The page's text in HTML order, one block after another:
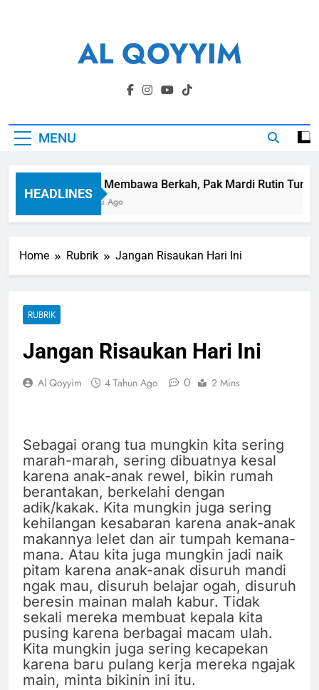
AL QOYYIM
Yayasan Al Qoyyim Sukoharjo
MENU
HEADLINES
Panen Membawa Berkah, Pak Mardi Rutin
1 Minggu Ago
Home Rubrik Jangan Risaukan Hari Ini
RUBRIK
Jangan Risaukan Hari Ini
Al Qoyyim 4 Tahun Ago 0 2 Mins
Sebagai orang tua mungkin kita sering
marah-marah, sering dibuatnya kesal
karena anak-anak rewel, bikin rumah
berantakan, berkelahi dengan
adik/kakak. Kita mungkin juga sering
kehilangan kesabaran karena anak-anak
makannya lelet dan air tumpah kemana-
mana. Atau kita juga mungkin jadi naik
pitam karena anak-anak disuruh mandi
ngak mau, disuruh belajar ogah, disuruh
beresin mainan malah kabur. Tidak
sekali mereka membuat kepala kita
pusing karena berbagai macam ulah.
Kita mungkin juga sering kecapekan
karena baru pulang kerja mereka ngajak
main, minta bikinin ini itu.